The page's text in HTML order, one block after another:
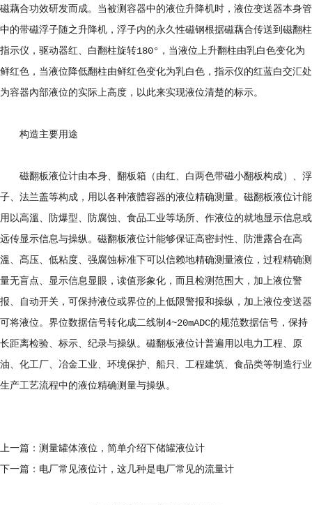
磁藕合功效研发而成。当被测容器中的液位升降机时，液位变送器本身管
中的带磁浮子随之升降机，浮子内的永久性磁钢根据磁藕合传送到磁翻柱
指示仪，驱动器红、白翻柱旋转180°，当液位上升翻柱由乳白色变化为
鲜红色，当液位降低翻柱由鲜红色变化为乳白色，指示仪的红蓝白交汇处
为容器內部液位的实际上高度，以此来实现液位清楚的标示。
构造主要用途
磁翻板液位计由本身、翻板箱（由红、白两色带磁小翻板构成）、浮
子、法兰盖等构成，用以各种液體容器的液位精确测量。磁翻板液位计能
用以高溫、防爆型、防腐蚀、食品工业等场所、作液位的就地显示信息或
远传显示信息与操纵。磁翻板液位计能够保证高密封性、防泄露合在高
溫、髙压、低粘度、强腐蚀标准下可以信赖地精确测量液位，过程精确测
量无盲点、显示信息显眼，读值形象化，而且检测范围大，加上液位警
报、自动开关，可保持液位或界位的上低限警报和操纵，加上液位变送器
可将液位。界位数据信号转化成二线制4~20mADC的规范数据信号，保持
长距离检验、标示、纪录与操纵。磁翻板液位计普遍用以电力工程、原
油、化工厂、冶金工业、环境保护、船只、工程建筑、食品类等制造行业
生产工艺流程中的液位精确测量与操纵。
上一篇： 测量罐体液位，简单介绍下储罐液位计
下一篇： 电厂常见液位计，这几种是电厂常见的流量计